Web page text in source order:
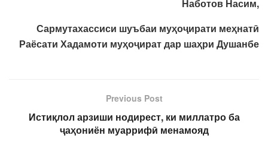
Наботов Насим,
Сармутахассиси шуъбаи муҳоҷирати меҳнатӣ
Раёсати Хадамоти муҳоҷират дар шаҳри Душанбе
Previous Post
Истиқлол арзиши нодирест, ки миллатро ба
ҷаҳониён муаррифӣ менамояд